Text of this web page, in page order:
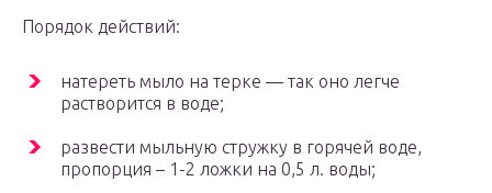
Порядок действий:
натереть мыло на терке — так оно легче
растворится в воде;
развести мыльную стружку в горячей воде,
пропорция – 1-2 ложки на 0,5 л. воды;